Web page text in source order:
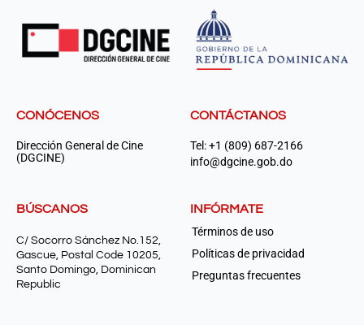
CONÓCENOS
Dirección General de Cine
(DGCINE)
CONTÁCTANOS
Tel: +1 (809) 687-2166
info@dgcine.gob.do
BÚSCANOS
C/ Socorro Sánchez No.152,
Gascue, Postal Code 10205,
Santo Domingo, Dominican
Republic
INFÓRMATE
Términos de uso
Políticas de privacidad
Preguntas frecuentes